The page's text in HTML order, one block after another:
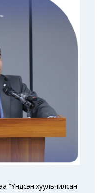
“Үндсэн хуульчилсан